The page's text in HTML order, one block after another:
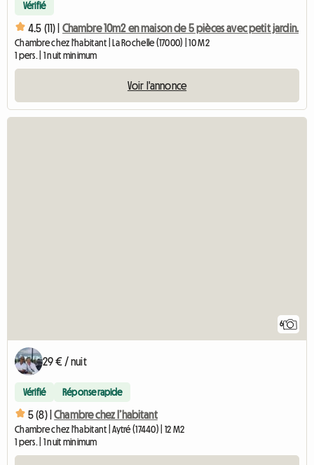
Vérifié
4.5 (11) | Chambre 10m2 en maison de 5 pièces avec petit jardin.
Chambre chez l'habitant | La Rochelle (17000) | 10 M2
1 pers. | 1 nuit minimum
Voir l'annonce
6
29 € / nuit
Vérifié Réponse rapide
5 (8) | Chambre chez l’habitant
Chambre chez l'habitant | Aytré (17440) | 12 M2
1 pers. | 1 nuit minimum